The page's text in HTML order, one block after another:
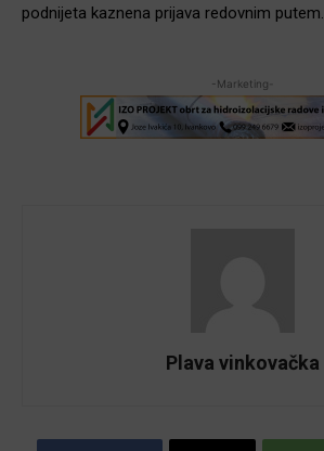
podnijeta kaznena prijava redovnim putem.
-Marketing-
Plava vinkovačka